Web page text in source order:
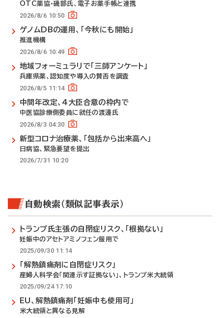
OTC薬協・磯部氏、電子お薬手帳と連携
2026/8/6 10:50
ゲノムDBの運用、「今秋にも開始」
推進機構
2026/8/6 10:49
地域フォーミュラリで「三師アンケート」
兵庫県薬、認知度や導入の賛否を調査
2026/8/5 11:14
中間年改定、4大臣合意の枠内で
中医協診療側委員に就任の渡邊氏
2026/8/3 04:30
新型コロナ治療薬、「包括から出来高へ」
日病協、緊急要望を提出
2026/7/31 10:20
自動検索（類似記事表示）
トランプ氏主張の自閉症リスク、「根拠ない」
妊娠中のアセトアミノフェン服用で
2025/09/30 11:14
「解熱鎮痛剤に自閉症リスク」
産婦人科学会「関連示す証拠ない」、トランプ米大統領
2025/09/24 17:10
EU、解熱鎮痛剤「妊娠中も使用可」
米大統領と異なる見解